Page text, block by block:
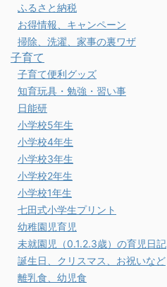
ふるさと納税
お得情報、キャンペーン
掃除、洗濯、家事の裏ワザ
子育て
子育て便利グッズ
知育玩具・勉強・習い事
日能研
小学校5年生
小学校4年生
小学校3年生
小学校2年生
小学校1年生
七田式小学生プリント
幼稚園児育児
未就園児（0.1.2.3歳）の育児日記
誕生日、クリスマス、お祝いなど
離乳食、幼児食